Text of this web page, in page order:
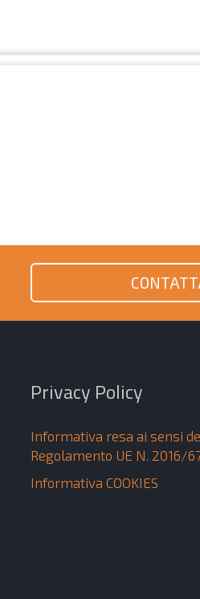
Privacy Policy
Informativa resa ai sensi
Regolamento UE N. 2016/
Informativa COOKIES